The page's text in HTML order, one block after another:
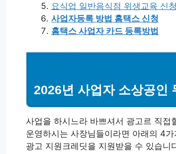
요식업 일반음식점 위생교육 신
사업자등록 방법 홈택스 신청
홈택스 사업자 카드 등록방법
2026년 사업자 소상공인
사업을 하시느라 바쁘셔서 광고르 직접
운영하시는 사장님들이라면 아래의 4
광고 지원크레딧을 지원받을 수 있습니